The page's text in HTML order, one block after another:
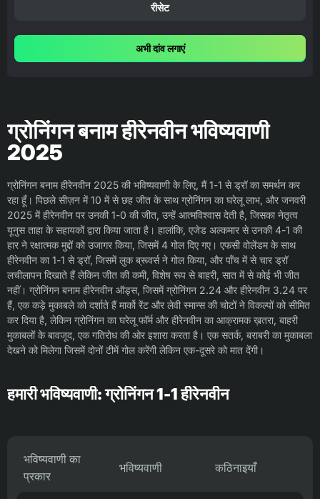
रीसेट
अभी दांव लगाएं
ग्रोनिंगन बनाम हीरेनवीन भविष्यवाणी
2025
ग्रोनिंगन बनाम हीरेनवीन 2025 की भविष्यवाणी के लिए, मैं 1-1 से ड्रॉ का समर्थन कर
रहा हूँ। पिछले सीज़न में 10 में से छह जीत के साथ ग्रोनिंगन का घरेलू लाभ, और जनवरी
2025 में हीरेनवीन पर उनकी 1-0 की जीत, उन्हें आत्मविश्वास देती है, जिसका नेतृत्व
यूनुस ताहा के सहायकों द्वारा किया जाता है। हालांकि, एजेड अल्कमार से उनकी 4-1 की
हार ने रक्षात्मक मुद्दों को उजागर किया, जिसमें 4 गोल दिए गए। एफसी वोलेंडम के साथ
हीरेनवीन का 1-1 से ड्रॉ, जिसमें लुक ब्रूवर्स ने गोल किया, और पाँच में से चार ड्रॉ
लचीलापन दिखाते हैं लेकिन जीत की कमी, विशेष रूप से बाहरी, सात में से कोई भी जीत
नहीं। ग्रोनिंगन बनाम हीरेनवीन ऑड्स, जिसमें ग्रोनिंगन 2.24 और हीरेनवीन 3.24 पर
हैं, एक कड़े मुकाबले को दर्शाते हैं मार्को रेंट और लेवी स्मान्स की चोटों ने विकल्पों को सीमित
कर दिया है, लेकिन ग्रोनिंगन का घरेलू फॉर्म और हीरेनवीन का आक्रामक ख़तरा, बाहरी
मुकाबलों के बावजूद, एक गतिरोध की ओर इशारा करता है। एक सतर्क, बराबरी का मुकाबला
देखने को मिलेगा जिसमें दोनों टीमें गोल करेंगी लेकिन एक-दूसरे को मात देंगी।
हमारी भविष्यवाणी: ग्रोनिंगन 1-1 हीरेनवीन
भविष्यवाणी का
प्रकार
भविष्यवाणी कठिनाइयाँ